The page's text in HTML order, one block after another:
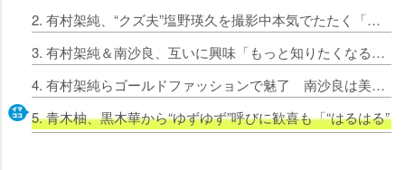
2. 有村架純、“クズ夫”塩野瑛久を撮影中本気でたたく「すっごい痛かった」
3. 有村架純＆南沙良、互いに興味「もっと知りたくなる方」「底はどこなんだろうと想像してしまう」
4. 有村架純らゴールドファッションで魅了 南沙良は美脚スラリ
5. 青木柚、黒木華から“ゆずゆず”呼びに歓喜も「“はるはる”